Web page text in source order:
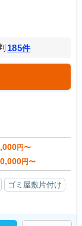
185件
円〜
円〜
ゴミ屋敷片付け